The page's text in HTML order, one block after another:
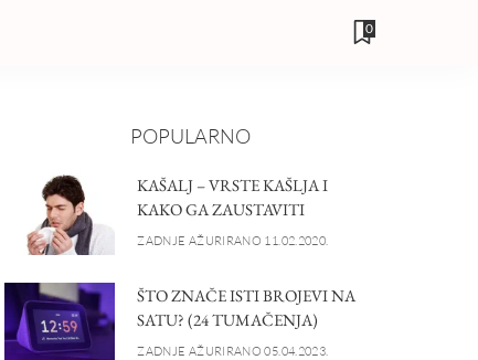
0
POPULARNO
KAŠALJ – VRSTE KAŠLJA I
KAKO GA ZAUSTAVITI
ZADNJE AŽURIRANO 11.02.2020.
ŠTO ZNAČE ISTI BROJEVI NA
SATU? (24 TUMAČENJA)
ZADNJE AŽURIRANO 05.04.2023.